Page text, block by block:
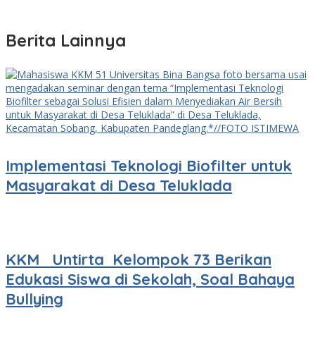
Berita Lainnya
Implementasi Teknologi Biofilter untuk
Masyarakat di Desa Teluklada
KKM Untirta Kelompok 73 Berikan
Edukasi Siswa di Sekolah, Soal Bahaya
Bullying